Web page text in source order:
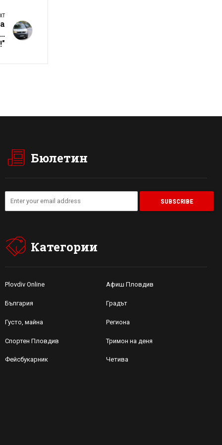
Бюлетин
Категории
Plovdiv Online Афиш Пловдив
България Градът
Густо, майна Региона
Спортен Пловдив Тримон на деня
Фейсбукарник Четива